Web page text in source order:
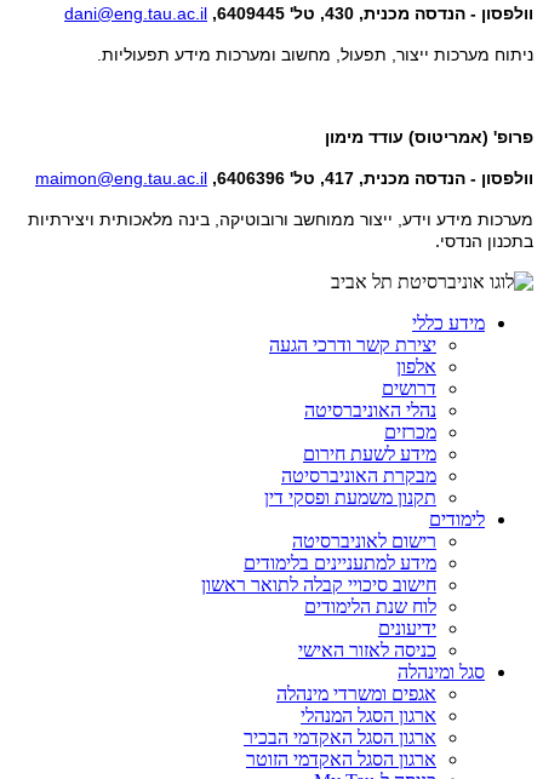
וולפסון - הנדסה מכנית, 430, טל' 6409445, dani@eng.tau.ac.il
ניתוח מערכות ייצור, תפעול, מחשוב ומערכות מידע תפעוליות.
פרופ' (אמריטוס) עודד מימון
וולפסון - הנדסה מכנית, 417, טל' 6406396, maimon@eng.tau.ac.il
מערכות מידע וידע, ייצור ממוחשב ורובוטיקה, בינה מלאכותית ויצירתיות
בתכנון הנדסי.
מידע כללי
יצירת קשר ודרכי הגעה
אלפון
דרושים
נהלי האוניברסיטה
מכרזים
מידע לשעת חירום
מבקרת האוניברסיטה
תקנון משמעת ופסקי דין
לימודים
רישום לאוניברסיטה
מידע למתעניינים בלימודים
חישוב סיכויי קבלה לתואר ראשון
לוח שנת הלימודים
ידיעונים
כניסה לאזור האישי
סגל ומינהלה
אגפים ומשרדי מינהלה
ארגון הסגל המנהלי
ארגון הסגל האקדמי הבכיר
ארגון הסגל האקדמי הזוטר